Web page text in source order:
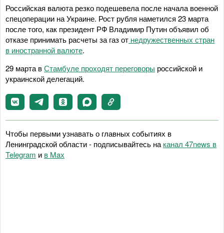
Российская валюта резко подешевела после начала военной
спецоперации на Украине. Рост рубля наметился 23 марта
после того, как президент РФ Владимир Путин объявил об
отказе принимать расчеты за газ от недружественных стран
в иностранной валюте.
29 марта вСтамбуле проходят переговоры российской и
украинской делегаций.
Чтобы первыми узнавать о главных событиях в
Ленинградской области - подписывайтесь на канал 47news в
Telegram и в Maх